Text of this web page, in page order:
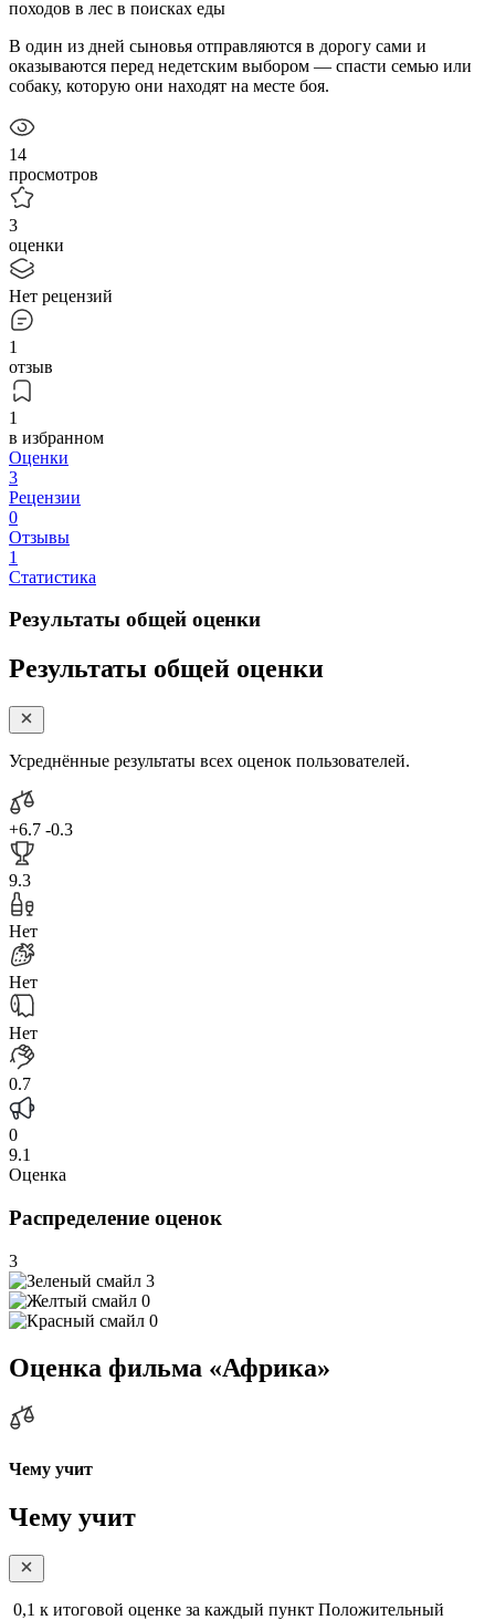
походов в лес в поисках еды
В один из дней сыновья отправляются в дорогу сами и
оказываются перед недетским выбором — спасти семью или
собаку, которую они находят на месте боя.
14
просмотров
3
оценки
Нет рецензий
1
отзыв
1
в избранном
Оценки
3
Рецензии
0
Отзывы
1
Статистика
Результаты общей оценки
Результаты общей оценки
Усреднённые результаты всех оценок пользователей.
+6.7 -0.3
9.3
Нет
Нет
Нет
0.7
0
9.1
Оценка
Распределение оценок
3
3
0
0
Оценка фильма «Африка»
Чему учит
Чему учит
0,1 к итоговой оценке за каждый пункт Положительный